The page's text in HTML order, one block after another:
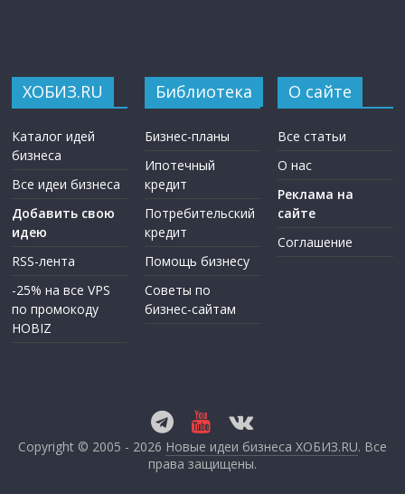
ХОБИЗ.RU
Каталог идей
бизнеса
Все идеи бизнеса
Добавить свою
идею
RSS-лента
-25% на все VPS
по промокоду
HOBIZ
Библиотека
Бизнес-планы
Ипотечный
кредит
Потребительский
кредит
Помощь бизнесу
Советы по
бизнес-сайтам
О сайте
Все статьи
О нас
Реклама на
сайте
Соглашение
Copyright © 2005 - 2026 Новые идеи бизнеса ХОБИЗ.RU. Все
права защищены.